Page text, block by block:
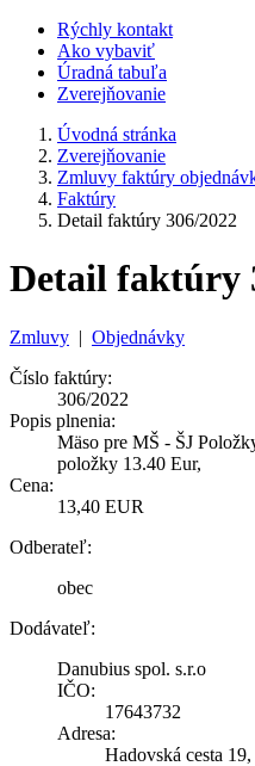
Rýchly kontakt
Ako vybaviť
Úradná tabuľa
Zverejňovanie
Úvodná stránka
Zverejňovanie
Zmluvy faktúry
Faktúry
Detail faktúry 306/2022
Detail faktúry
Zmluvy | Objednávky
Číslo faktúry:
306/2022
Popis plnenia:
Mäso pre MŠ - ŠJ
položky 13.40 Eur,
Cena:
13,40 EUR
Odberateľ:
obec
Dodávateľ:
Danubius spol. s.r.o
IČO:
17643732
Adresa:
Hadovská cesta